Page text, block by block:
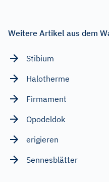
Weitere Artikel aus dem
Stibium
Halotherme
Firmament
Opodeldok
erigieren
Sennesblätter